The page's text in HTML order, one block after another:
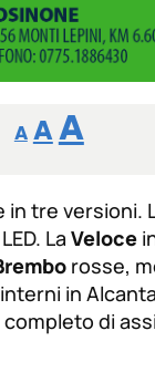
A
Reducir
tamaño
A
tamaño
fuente
A
de
in tre versioni.
La Veloce
rosse,
in
di